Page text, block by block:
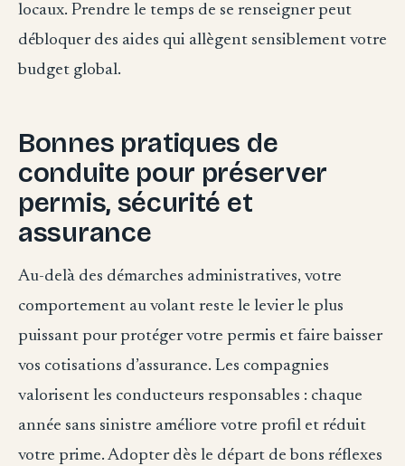
locaux. Prendre le temps de se renseigner peut
débloquer des aides qui allègent sensiblement votre
budget global.
Bonnes pratiques de
conduite pour préserver
permis, sécurité et
assurance
Au-delà des démarches administratives, votre
comportement au volant reste le levier le plus
puissant pour protéger votre permis et faire baisser
vos cotisations d’assurance. Les compagnies
valorisent les conducteurs responsables : chaque
année sans sinistre améliore votre profil et réduit
votre prime. Adopter dès le départ de bons réflexes